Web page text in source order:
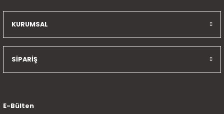
KURUMSAL
SİPARİŞ
E-Bülten